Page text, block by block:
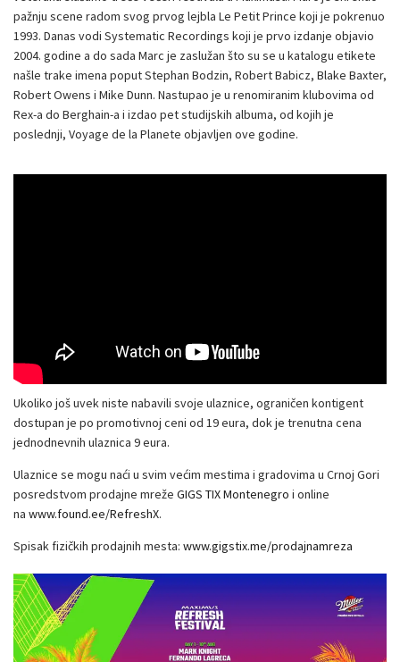
pažnju scene radom svog prvog lejbla Le Petit Prince koji je pokrenuo
1993. Danas vodi Systematic Recordings koji je prvo izdanje objavio
2004. godine a do sada Marc je zaslužan što su se u katalogu etikete
našle trake imena poput Stephan Bodzin, Robert Babicz, Blake Baxter,
Robert Owens i Mike Dunn. Nastupao je u renomiranim klubovima od
Rex-a do Berghain-a i izdao pet studijskih albuma, od kojih je
poslednji, Voyage de la Planete objavljen ove godine.
Ukoliko još uvek niste nabavili svoje ulaznice, ograničen kontigent
dostupan je po promotivnoj ceni od 19 eura, dok je trenutna cena
jednodnevnih ulaznica 9 eura.
Ulaznice se mogu naći u svim većim mestima i gradovima u Crnoj Gori
posredstvom prodajne mreže GIGS TIX Montenegro i online
na www.found.ee/RefreshX.
Spisak fizičkih prodajnih mesta: www.gigstix.me/prodajnamreza